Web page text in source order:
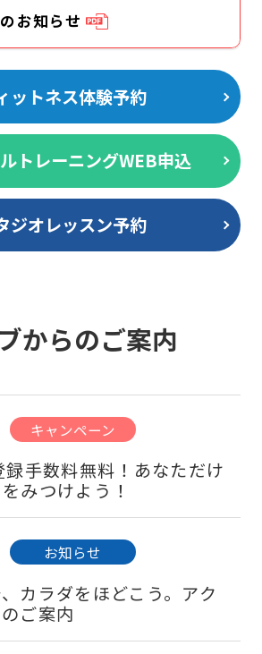
お知らせ
ットネス体験予約
トレーニングWEB申込
ジオレッスン予約
からのご案内
キャンペーン
手数料無料！あなただけ
みつけよう！
お知らせ
カラダをほどこう。アク
ご案内